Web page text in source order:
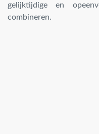
gelijktijdige en
combineren.